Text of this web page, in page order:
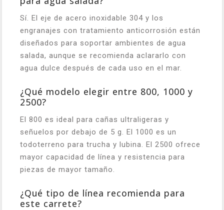
Sí. El eje de acero inoxidable 304 y los
engranajes con tratamiento anticorrosión están
diseñados para soportar ambientes de agua
salada, aunque se recomienda aclararlo con
agua dulce después de cada uso en el mar.
¿Qué modelo elegir entre 800, 1000 y
2500?
El 800 es ideal para cañas ultraligeras y
señuelos por debajo de 5 g. El 1000 es un
todoterreno para trucha y lubina. El 2500 ofrece
mayor capacidad de línea y resistencia para
piezas de mayor tamaño.
¿Qué tipo de línea recomienda para
este carrete?